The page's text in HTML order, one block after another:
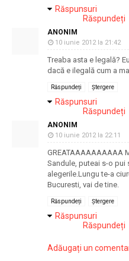
Răspunsuri
Răspundeți
ANONIM
10 iunie 2012 la 21:42
Treaba asta e legală?
dacă e ilegală cum a
Răspundeți Ștergere
Răspunsuri
Răspundeți
ANONIM
10 iunie 2012 la 22:11
GREATAAAAAAAAAA
Sandule, puteai s-o pui
alegerile.Lungu te-a
Bucuresti, vai de tine.
Răspundeți Ștergere
Răspunsuri
Răspundeți
Adăugați un